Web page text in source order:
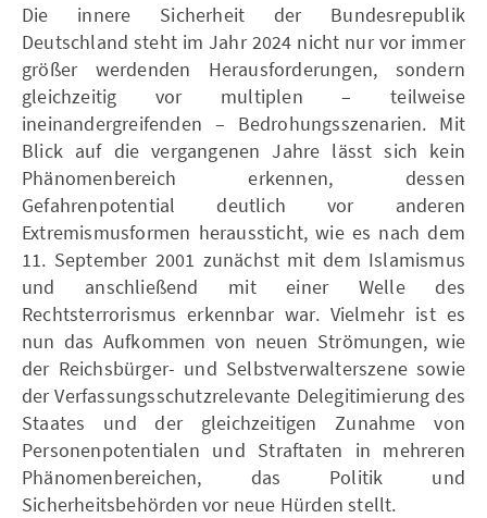
Die innere Sicherheit der Bundesrepublik
Deutschland steht im Jahr 2024 nicht nur vor immer
größer werdenden Herausforderungen, sondern
gleichzeitig vor multiplen – teilweise
ineinandergreifenden – Bedrohungsszenarien. Mit
Blick auf die vergangenen Jahre lässt sich kein
Phänomenbereich erkennen, dessen
Gefahrenpotential deutlich vor anderen
Extremismusformen heraussticht, wie es nach dem
11. September 2001 zunächst mit dem Islamismus
und anschließend mit einer Welle des
Rechtsterrorismus erkennbar war. Vielmehr ist es
nun das Aufkommen von neuen Strömungen, wie
der Reichsbürger- und Selbstverwalterszene sowie
der Verfassungsschutzrelevante Delegitimierung des
Staates und der gleichzeitigen Zunahme von
Personenpotentialen und Straftaten in mehreren
Phänomenbereichen, das Politik und
Sicherheitsbehörden vor neue Hürden stellt.